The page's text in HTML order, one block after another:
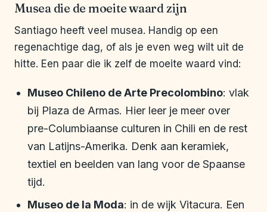
Musea die de moeite waard zijn
Santiago heeft veel musea. Handig op een
regenachtige dag, of als je even weg wilt uit de
hitte. Een paar die ik zelf de moeite waard vind:
Museo Chileno de Arte Precolombino: vlak
bij Plaza de Armas. Hier leer je meer over
pre-Columbiaanse culturen in Chili en de rest
van Latijns-Amerika. Denk aan keramiek,
textiel en beelden van lang voor de Spaanse
tijd.
Museo de la Moda: in de wijk Vitacura. Een